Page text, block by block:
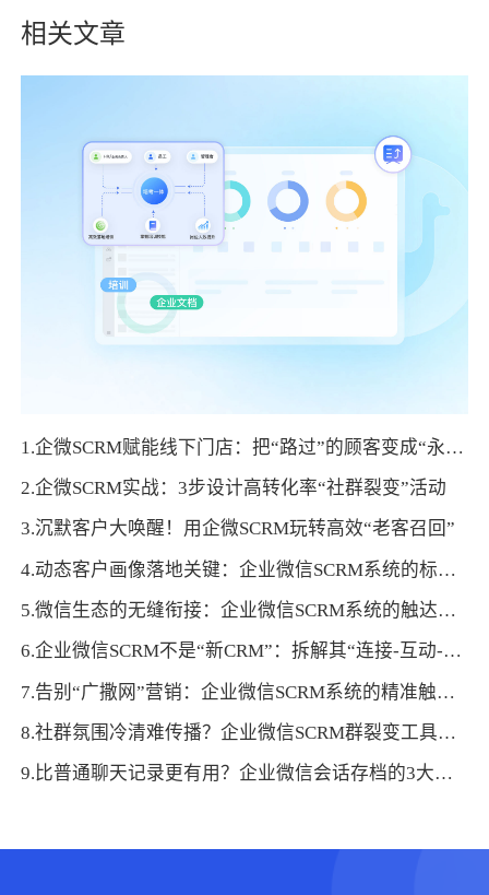
相关文章
1.企微SCRM赋能线下门店：把“路过”的顾客变成“永久”资产
2.企微SCRM实战：3步设计高转化率“社群裂变”活动
3.沉默客户大唤醒！用企微SCRM玩转高效“老客召回”
4.动态客户画像落地关键：企业微信SCRM系统的标签管理策略
5.微信生态的无缝衔接：企业微信SCRM系统的触达优势拆解
6.企业微信SCRM不是“新CRM”：拆解其“连接-互动-裂变”的底层逻辑
7.告别“广撒网”营销：企业微信SCRM系统的精准触达方法论
8.社群氛围冷清难传播？企业微信SCRM群裂变工具的氛围引导策略
9.比普通聊天记录更有用？企业微信会话存档的3大差异化价值